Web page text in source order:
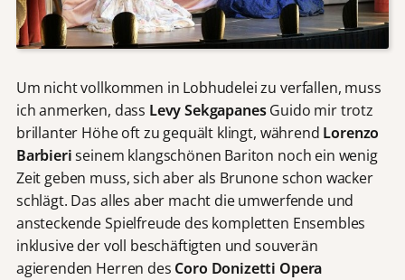
Um nicht vollkommen in Lobhudelei zu verfallen, muss
ich anmerken, dass Levy SekgapanesGuido mir trotz
brillanter Höhe oft zu gequält klingt, während Lorenzo
Barbieriseinem klangschönen Bariton noch ein wenig
Zeit geben muss, sich aber als Brunone schon wacker
schlägt. Das alles aber macht die umwerfende und
ansteckende Spielfreude des kompletten Ensembles
inklusive der voll beschäftigten und souverän
agierenden Herren des Coro Donizetti Opera